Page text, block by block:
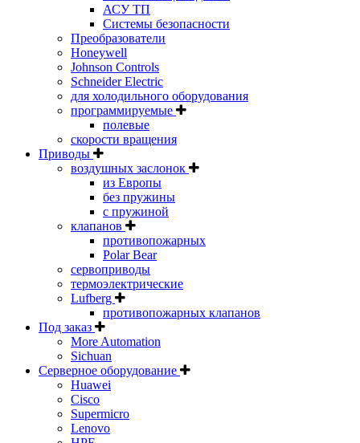
АСУ ТП
Системы безопасности
Преобразователи
Honeywell
Johnson Controls
Schneider Electric
для холодильного оборудования
программируемые
полевые
скорости вращения
Приводы
воздушных заслонок
из Европы
без пружины
с пружиной
клапанов
противопожарных
Polar Bear
сервоприводы
термоэлектрические
Lufberg
противопожарных клапанов
Под заказ
More Automation
Sichuan
Серверное оборудование
Huawei
Cisco
Supermicro
Lenovo